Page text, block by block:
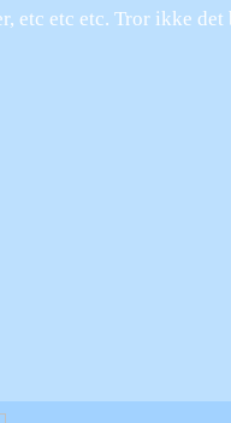
etc etc etc. Tror ikke